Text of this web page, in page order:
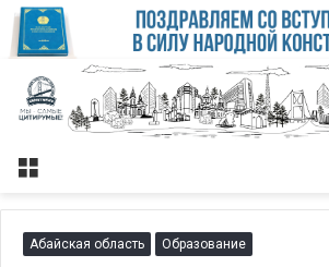
Меню
Абайская область Образование